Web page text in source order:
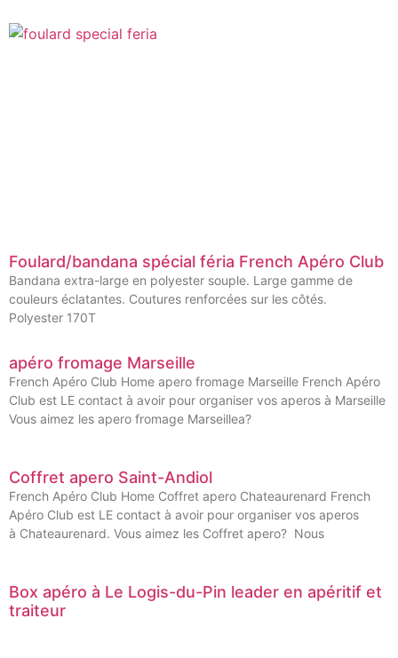
Foulard/bandana spécial féria French Apéro Club
Bandana extra-large en polyester souple. Large gamme de
couleurs éclatantes. Coutures renforcées sur les côtés.
Polyester 170T
apéro fromage Marseille
French Apéro Club Home apero fromage Marseille French Apéro
Club est LE contact à avoir pour organiser vos aperos à Marseille
Vous aimez les apero fromage Marseillea?
Coffret apero Saint-Andiol
French Apéro Club Home Coffret apero Chateaurenard French
Apéro Club est LE contact à avoir pour organiser vos aperos
à Chateaurenard. Vous aimez les Coffret apero? Nous
Box apéro à Le Logis-du-Pin leader en apéritif et
traiteur